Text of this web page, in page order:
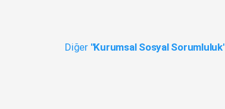
Diğer "Kurumsal Sosyal